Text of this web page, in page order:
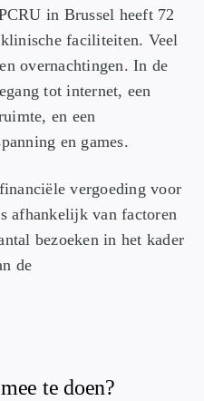
in Brussel heeft 72
faciliteiten. Veel
overnachtingen. In de
tot internet, een
en een
en games.
vergoeding voor
afhankelijk van factoren
bezoeken in het kader
de
te doen?